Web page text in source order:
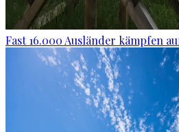
Fast 16.000 Ausländer kämpfen